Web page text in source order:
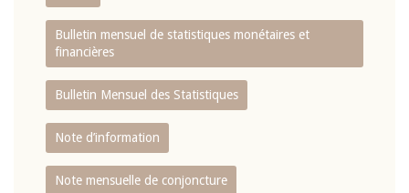
Bulletin mensuel de statistiques monétaires et
financières
Bulletin Mensuel des Statistiques
Note d’information
Note mensuelle de conjoncture